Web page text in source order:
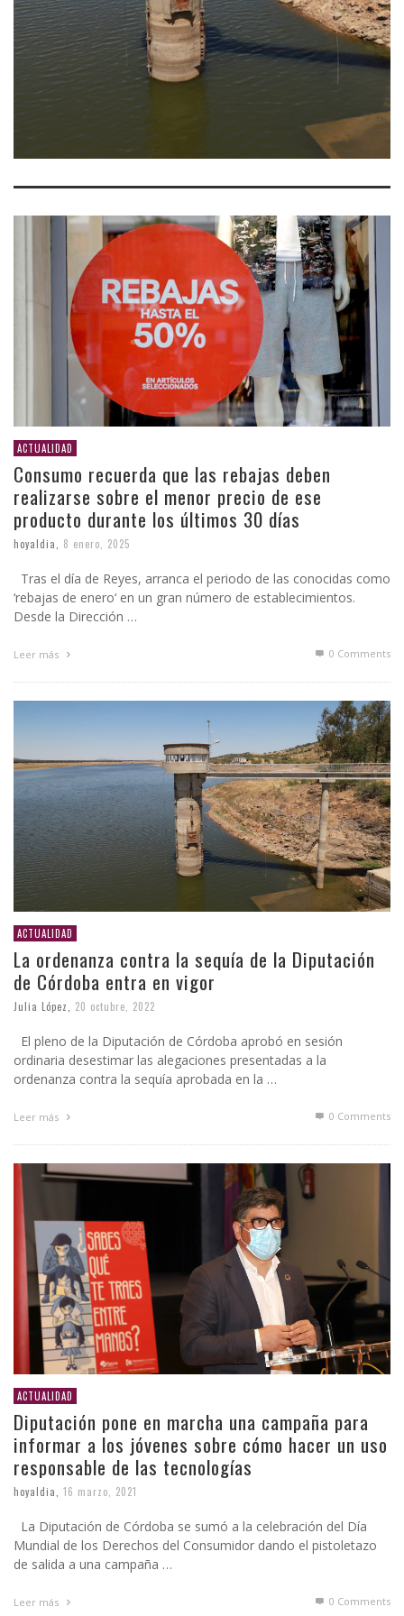
LEER MÁS
ACTUALIDAD
Consumo recuerda que las rebajas deben
realizarse sobre el menor precio de ese
producto durante los últimos 30 días
hoyaldia 8 enero, 2025
Tras el día de Reyes, arranca el periodo de las conocidas como
‘rebajas de enero‘ en un gran número de establecimientos.
Desde la Dirección …
Leer más 0 Comments
ACTUALIDAD
La ordenanza contra la sequía de la Diputación
de Córdoba entra en vigor
Julia López 20 octubre, 2022
El pleno de la Diputación de Córdoba aprobó en sesión
ordinaria desestimar las alegaciones presentadas a la
ordenanza contra la sequía aprobada en la …
Leer más 0 Comments
ACTUALIDAD
Diputación pone en marcha una campaña para
informar a los jóvenes sobre cómo hacer un uso
responsable de las tecnologías
hoyaldia 16 marzo, 2021
La Diputación de Córdoba se sumó a la celebración del Día
Mundial de los Derechos del Consumidor dando el pistoletazo
de salida a una campaña …
Leer más 0 Comments